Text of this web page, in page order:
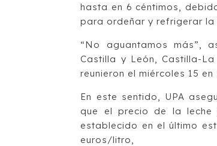
hasta en 6 céntimos,
para ordeñar y refrigerar la
“No aguantamos más”,
Castilla y León, Castilla-
reunieron el miércoles 15
En este sentido, UPA
que el precio de la leche
establecido en el último
euros/litro,